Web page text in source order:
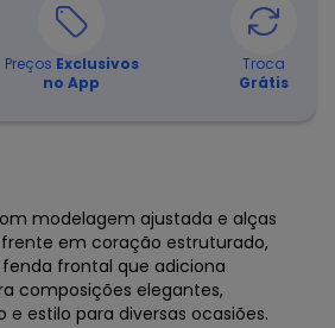
Preços Exclusivos
no App
Troca
Grátis
modelagem ajustada e alças
frente em coração estruturado,
frontal que adiciona
composições elegantes,
estilo para diversas ocasiões.